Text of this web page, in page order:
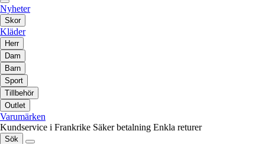
Nyheter
Skor
Kläder
Herr
Dam
Barn
Sport
Tillbehör
Outlet
Varumärken
Kundservice i Frankrike Säker betalning Enkla returer
Sök